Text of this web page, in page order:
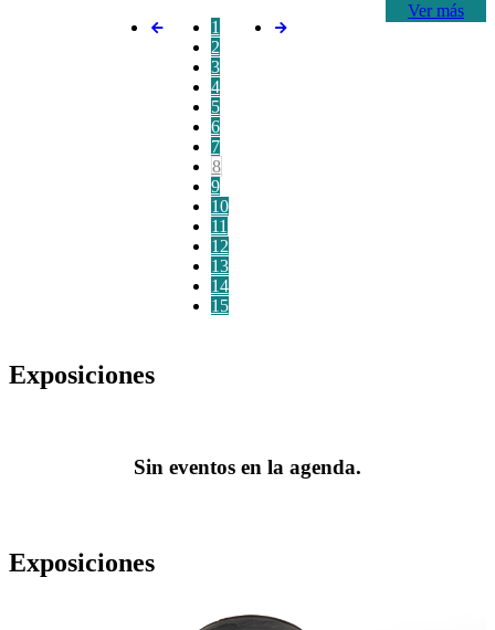
Ver más
1
2
3
4
5
6
7
8
9
10
11
12
13
14
15
Exposiciones
Sin eventos en la agenda.
Exposiciones